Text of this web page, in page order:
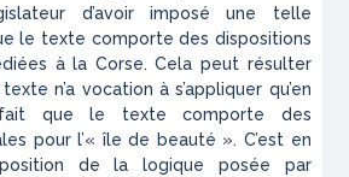
d’avoir imposé une telle
le texte comporte des dispositions
à la Corse. Cela peut résulter
n’a vocation à s’appliquer qu’en
que le texte comporte des
pour l’« île de beauté ». C’est en
de la logique posée par